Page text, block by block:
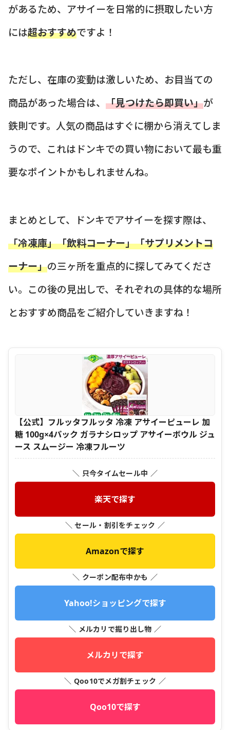
があるため、アサイーを日常的に摂取したい方
には超おすすめですよ！
ただし、在庫の変動は激しいため、お目当ての
商品があった場合は、 「見つけたら即買い」が
鉄則です。人気の商品はすぐに棚から消えてしま
うので、これはドンキでの買い物において最も重
要なポイントかもしれませんね。
まとめとして、ドンキでアサイーを探す際は、
「冷凍庫」「飲料コーナー」「サプリメントコ
ーナー」の三ヶ所を重点的に探してみてくださ
い。この後の見出しで、それぞれの具体的な場所
とおすすめ商品をご紹介していきますね！
【公式】フルッタフルッタ 冷凍 アサイーピューレ 加
糖 100g×4パック ガラナシロップ アサイーボウル ジュ
ース スムージー 冷凍フルーツ
＼ 只今タイムセール中 ／
楽天で探す
＼ セール・割引をチェック ／
Amazonで探す
＼ クーポン配布中かも ／
Yahoo!ショッピングで探す
＼ メルカリで掘り出し物 ／
メルカリで探す
＼ Qoo10でメガ割チェック ／
Qoo10で探す